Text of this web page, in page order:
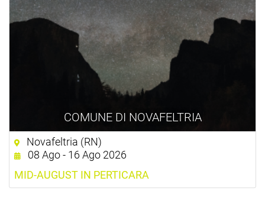
COMUNE DI NOVAFELTRIA
Novafeltria (RN)
08 Ago - 16 Ago 2026
MID-AUGUST IN PERTICARA